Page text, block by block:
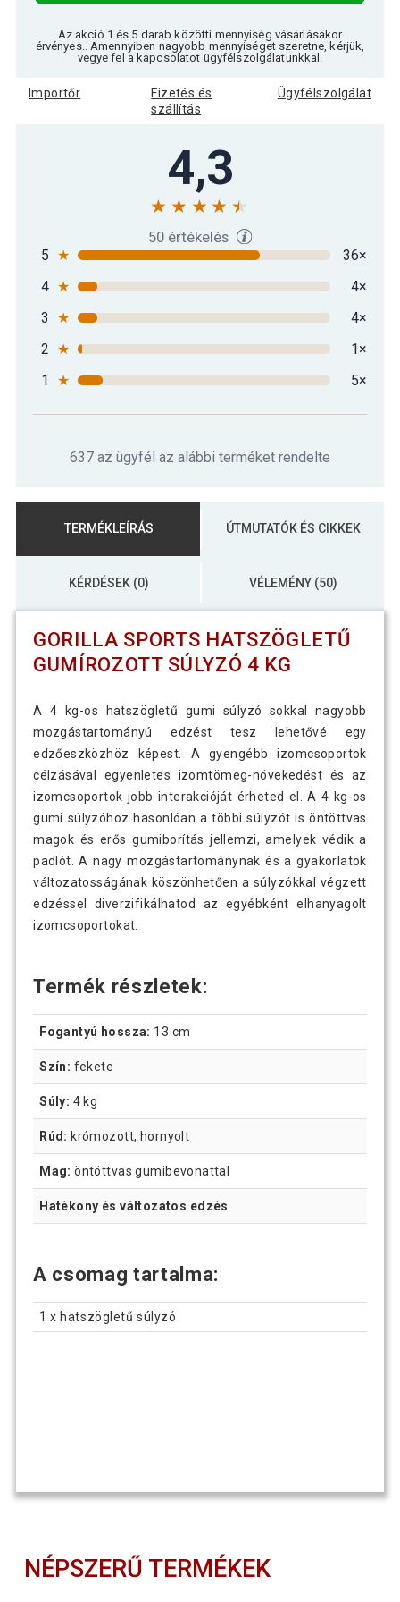
Gorilla Sports Hatszögletű gumírozott
súlyzó 22,5 kg
31 390 Ft
Gorilla Sports Hatszögletű gumírozott
Gorilla Sports Hatszögletű gumírozott
súlyzó 27,5 kg
Gorilla Sports Hatszögletű gumírozott
súlyzó 32,5 kg
45 990 Ft
súlyzó 40 kg
55 390 Ft
súlyzó10 kg
11 790 Ft
súlyzó12,5 kg
14 690 Ft
Az akció 1 és 5 darab közötti mennyiség vásárlásakor
érvényes.. Amennyiben nagyobb mennyiséget szeretne, kérjük,
vegye fel a kapcsolatot ügyfélszolgálatunkkal.
Importőr
Fizetés és
szállítás
Ügyfélszolgálat
4,3
50 értékelés
5 ★
36×
4 ★
4×
3
★
4×
2 ★
1×
1
★ 5×
637 az ügyfél az alábbi terméket rendelte
TERMÉKLEÍRÁS ÚTMUTATÓK ÉS CIKKEK
KÉRDÉSEK (0) VÉLEMÉNY (50)
GORILLA SPORTS HATSZÖGLETŰ
GUMÍROZOTT SÚLYZÓ 4 KG
A 4 kg-os hatszögletű gumi súlyzó sokkal nagyobb
mozgástartományú edzést tesz lehetővé egy
edzőeszközhöz képest. A gyengébb izomcsoportok
célzásával egyenletes izomtömeg-növekedést és az
izomcsoportok jobb interakcióját érheted el. A 4 kg-os
gumi súlyzóhoz hasonlóan a többi súlyzót is öntöttvas
magok és erős gumiborítás jellemzi, amelyek védik a
padlót. A nagy mozgástartománynak és a gyakorlatok
változatosságának köszönhetően a súlyzókkal végzett
edzéssel diverzifikálhatod az egyébként elhanyagolt
izomcsoportokat.
Termék részletek:
Fogantyú hossza: 13 cm
Szín: fekete
Súly: 4 kg
Rúd: krómozott, hornyolt
Mag: öntöttvas gumibevonattal
Hatékony és változatos edzés
A csomag tartalma:
1 x hatszögletű súlyzó
NÉPSZERŰ TERMÉKEK